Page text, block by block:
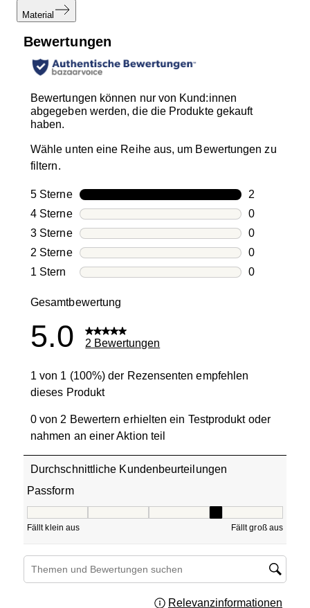
Material
Bewertungen
Bewertungen können nur von Kund:innen
abgegeben werden, die die Produkte gekauft
haben.
Wähle unten eine Reihe aus, um Bewertungen zu
filtern.
5 SterneSterne
2
2
4 SterneSterne
0
0
3 SterneSterne
0
0
2 SterneSterne
0
0
1 Stern Sterne
0
Gesamtbewertung
5.0 2 Bewertungen
1 von 1 (100%) der Rezensenten empfehlen
dieses Produkt
0 von 2 Bewertern erhielten ein Testprodukt oder
nahmen an einer Aktion teil
Durchschnittliche Kundenbeurteilungen
Passform
Fällt klein aus Fällt groß aus
Suchthemen und Bewertungen Suchregion
Relevanzinformationen